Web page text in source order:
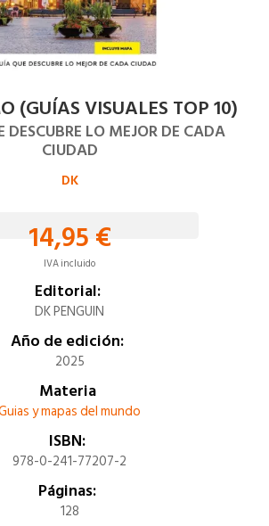
(GUÍAS VISUALES TOP 10)
DESCUBRE LO MEJOR DE CADA
CIUDAD
DK
14,95 €
IVA incluido
Editorial:
DK PENGUIN
Año de edición:
2025
Materia
y mapas del mundo
ISBN:
978-0-241-77207-2
Páginas:
128